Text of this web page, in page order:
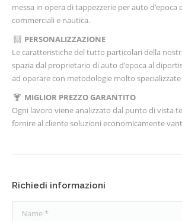
messa in opera di tappezzerie per auto d’epoca
commerciali e nautica.
PERSONALIZZAZIONE
Le caratteristiche del tutto particolari della
spazia dal proprietario di auto d’epoca al
ad operare con metodologie molto
MIGLIOR PREZZO GARANTITO
Ogni lavoro viene analizzato dal punto di vista
fornire al cliente soluzioni economicamente
Richiedi informazioni